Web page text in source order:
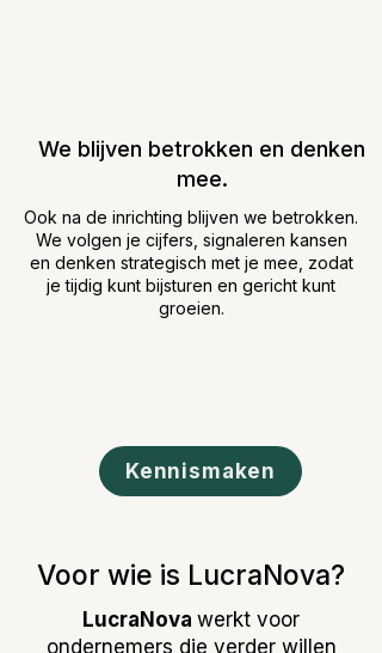
We blijven betrokken en denken
mee.
Ook na de inrichting blijven we betrokken.
We volgen je cijfers, signaleren kansen
en denken strategisch met je mee, zodat
je tijdig kunt bijsturen en gericht kunt
groeien.
Kennismaken
Voor wie is LucraNova?
LucraNova werkt voor
ondernemers die verder willen